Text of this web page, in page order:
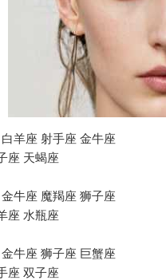
羊座 射手座 金牛座
座 天蝎座
牛座 魔羯座 狮子座
座 水瓶座
牛座 狮子座 巨蟹座
座 双子座